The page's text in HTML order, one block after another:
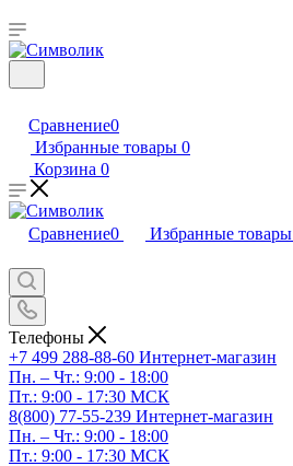
Сравнение0
Избранные товары 0
Корзина 0
Сравнение0 Избранные товары
Телефоны
+7 499 288-88-60 Интернет-магазин
Пн. – Чт.: 9:00 - 18:00
Пт.: 9:00 - 17:30 МСК
8(800) 77-55-239 Интернет-магазин
Пн. – Чт.: 9:00 - 18:00
Пт.: 9:00 - 17:30 МСК